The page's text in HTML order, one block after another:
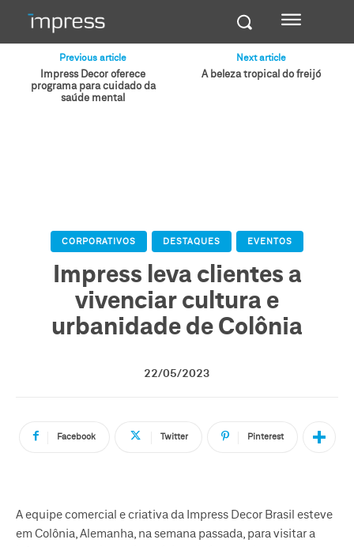
Previous article
Impress Decor oferece
programa para cuidado da
saúde mental
Next article
A beleza tropical do freijó
CORPORATIVOS DESTAQUES EVENTOS
Impress leva clientes a
vivenciar cultura e
urbanidade de Colônia
22/05/2023
Facebook Twitter Pinterest
A equipe comercial e criativa da Impress Decor Brasil esteve
em Colônia, Alemanha, na semana passada, para visitar a